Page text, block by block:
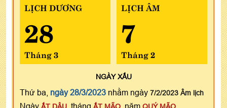
LỊCH DƯƠNG
28
Tháng 3
LỊCH ÂM
7
Tháng 2
NGÀYXẤU
Thứ ba, ngày 28/3/2023 nhằm ngày 7/2/2023 Âm lịch
Ngày , tháng , năm